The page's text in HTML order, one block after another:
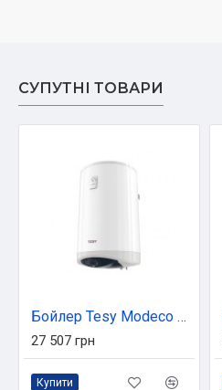
СУПУТНІ ТОВАРИ
Бойлер Tesy Modeco Ceramic GCV9SL 1004724D C21 TS2RCP (304326)
27 507 грн
Купити